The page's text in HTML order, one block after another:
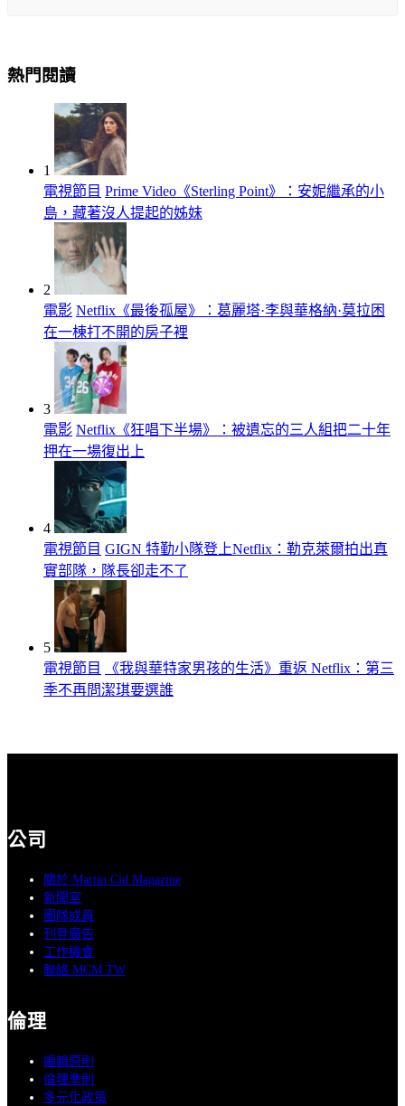
熱門閱讀
1
電視節目 Prime Video《Sterling Point》：安妮繼承的小
島，藏著沒人提起的姊妹
2
電影 Netflix《最後孤屋》：葛麗塔·李與華格納·莫拉困
在一棟打不開的房子裡
3
電影 Netflix《狂唱下半場》：被遺忘的三人組把二十年
押在一場復出上
4
電視節目 GIGN 特勤小隊登上Netflix：勒克萊爾拍出真
實部隊，隊長卻走不了
5
電視節目
《我與華特家男孩的生活》重返 Netflix：第三
季不再問潔琪要選誰
公司
關於 Martin Cid Magazine
新聞室
團隊成員
刊登廣告
工作機會
聯絡 MCM TW
倫理
編輯原則
倫理準則
多元化政策